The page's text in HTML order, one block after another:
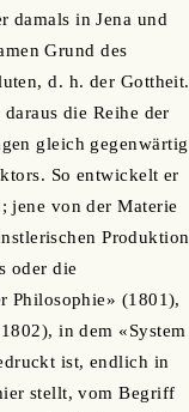
damals in Jena und
Grund des
d. h. der Gottheit.
die Reihe der
gleich gegenwärtig
So entwickelt er
jene von der Materie
Produktion
oder die
Philosophie» (1801),
in dem «System
ist, endlich in
stellt, vom Begriff